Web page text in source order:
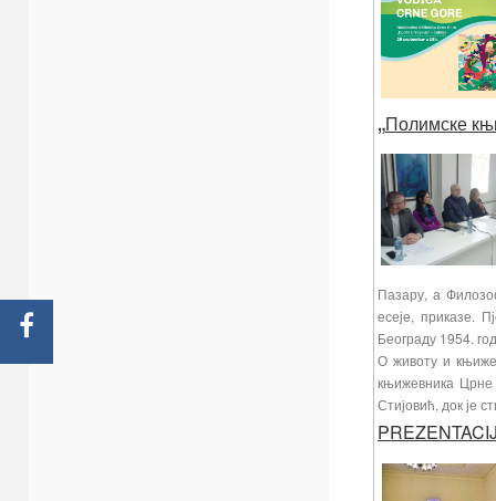
„Полимске
Пазару, а
есеје, приказе.
Београду 1954.
О животу и
књижевника
Стијовић, док је